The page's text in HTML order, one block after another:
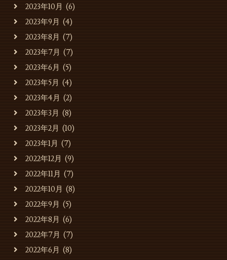
キャバレーのご利用
貸会場でのご利用
貸会場ご利用事例
スタッフの募集
お問合せ・ご予約
2023年10月(6)
2023年9月(4)
2023年8月(7)
2023年7月(7)
2023年6月(5)
2023年5月(4)
2023年4月(2)
2023年3月(8)
2023年2月(10)
2023年1月(7)
2022年12月(9)
2022年11月(7)
2022年10月(8)
2022年9月(5)
2022年8月(6)
2022年7月(7)
2022年6月(8)